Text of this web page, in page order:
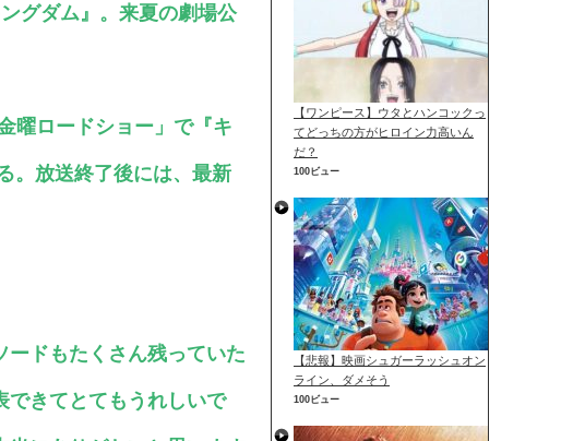
グダム』。来夏の劇場公
曜ロードショー」で『キ
。放送終了後には、最新
ドもたくさん残っていた
できてとてもうれしいで
【ワンピース】ウタとハンコックっ
てどっちの方がヒロイン力高いん
だ？
100ビュー
【悲報】映画シュガーラッシュオン
ライン、ダメそう
100ビュー